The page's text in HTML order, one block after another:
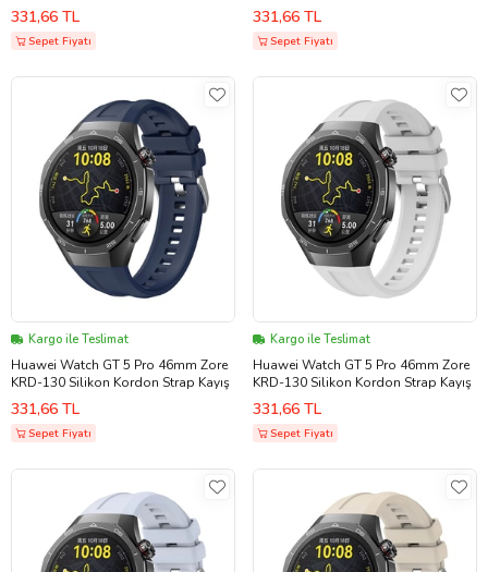
331,66 TL
Sepet Fiyatı
331,66 TL
Sepet Fiyatı
Kargo ile Teslimat
Huawei Watch GT 5 Pro 46mm Zore
KRD-130 Silikon Kordon Strap Kayış
331,66 TL
Sepet Fiyatı
Kargo ile Teslimat
Huawei Watch GT 5 Pro 46mm Zore
KRD-130 Silikon Kordon Strap Kayış
331,66 TL
Sepet Fiyatı